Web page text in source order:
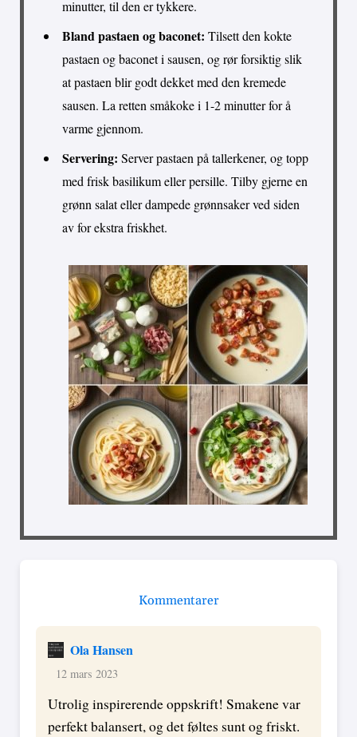
minutter, til den er tykkere.
Bland pastaen og baconet: Tilsett den kokte
pastaen og baconet i sausen, og rør forsiktig slik
at pastaen blir godt dekket med den kremede
sausen. La retten småkoke i 1-2 minutter for å
varme gjennom.
Servering: Server pastaen på tallerkener, og topp
med frisk basilikum eller persille. Tilby gjerne en
grønn salat eller dampede grønnsaker ved siden
av for ekstra friskhet.
Kommentarer
Ola Hansen
12 mars 2023
Utrolig inspirerende oppskrift! Smakene var
perfekt balansert, og det føltes sunt og friskt.